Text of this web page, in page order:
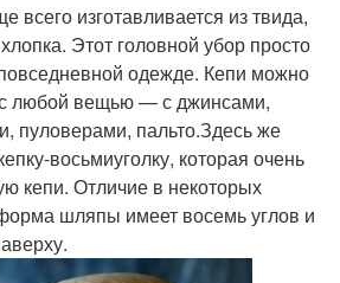
всего изготавливается из твида,
Этот головной убор просто
одежде. Кепи можно
с любой вещью — с джинсами,
пуловерами, пальто.Здесь же
восьмиуголку, которая очень
кепи. Отличие в некоторых
шляпы имеет восемь углов и